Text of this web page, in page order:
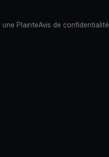
une PlainteAvis de confidentialité